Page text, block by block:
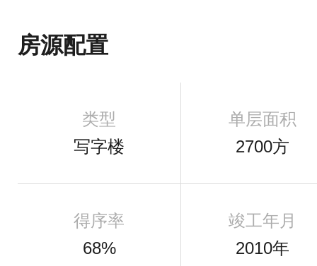
房源配置
类型
写字楼
单层面积
2700方
得序率
68%
竣工年月
2010年